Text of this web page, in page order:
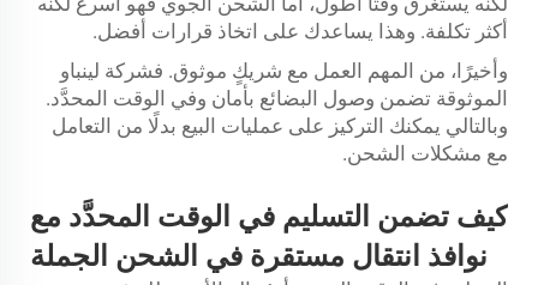
أكثر تكلفة. وهذا يساعدك على اتخاذ قرارات أفضل.
وأخيرًا، من المهم العمل مع شريكٍ موثوق. فشركة لينباو
الموثوقة تضمن وصول البضائع بأمان وفي الوقت المحدَّد.
وبالتالي يمكنك التركيز على عمليات البيع بدلًا من التعامل
مع مشكلات الشحن.
كيف تضمن التسليم في الوقت المحدَّد مع
نوافذ انتقال مستقرة في الشحن الجملة